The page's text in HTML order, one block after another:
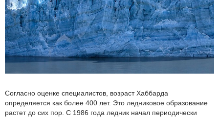
Согласно оценке специалистов, возраст Хаббарда
определяется как более 400 лет. Это ледниковое образование
растет до сих пор. С 1986 года ледник начал периодически